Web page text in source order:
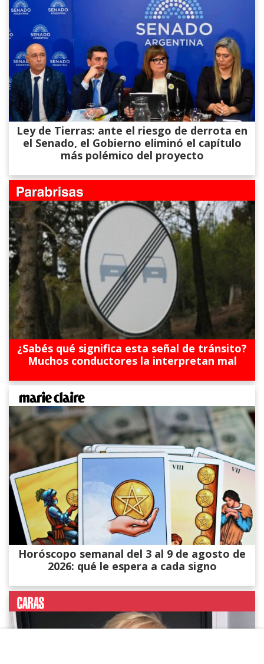
Ley de Tierras: ante el riesgo de derrota en
el Senado, el Gobierno eliminó el capítulo
más polémico del proyecto
¿Sabés qué significa esta señal de tránsito?
Muchos conductores la interpretan mal
Horóscopo semanal del 3 al 9 de agosto de
2026: qué le espera a cada signo